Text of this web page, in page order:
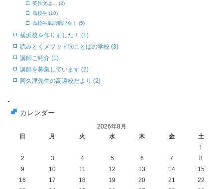
英作文は… (2)
高校生 (10)
高校生単語暗記会！ (5)
横浜校を作りました！ (1)
読みとくメソッドⓇことばの学校 (3)
講師ご紹介 (1)
講師を募集しています (2)
阿久津先生の高遠校だより (2)
-
カレンダー
2026年8月
日
月 火 水 木 金
土
1
2
3 4 5 6 7
8
9
10 11 12 13 14
15
16
17 18 19 20 21
22